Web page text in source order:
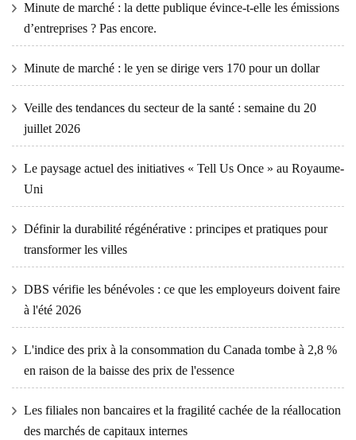
Minute de marché : la dette publique évince-t-elle les émissions
d’entreprises ? Pas encore.
Minute de marché : le yen se dirige vers 170 pour un dollar
Veille des tendances du secteur de la santé : semaine du 20
juillet 2026
Le paysage actuel des initiatives « Tell Us Once » au Royaume-
Uni
Définir la durabilité régénérative : principes et pratiques pour
transformer les villes
DBS vérifie les bénévoles : ce que les employeurs doivent faire
à l'été 2026
L'indice des prix à la consommation du Canada tombe à 2,8 %
en raison de la baisse des prix de l'essence
Les filiales non bancaires et la fragilité cachée de la réallocation
des marchés de capitaux internes